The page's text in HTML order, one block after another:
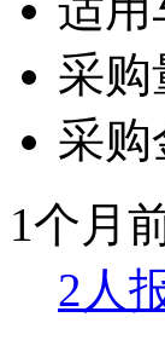
采购
采购
1个月
2人